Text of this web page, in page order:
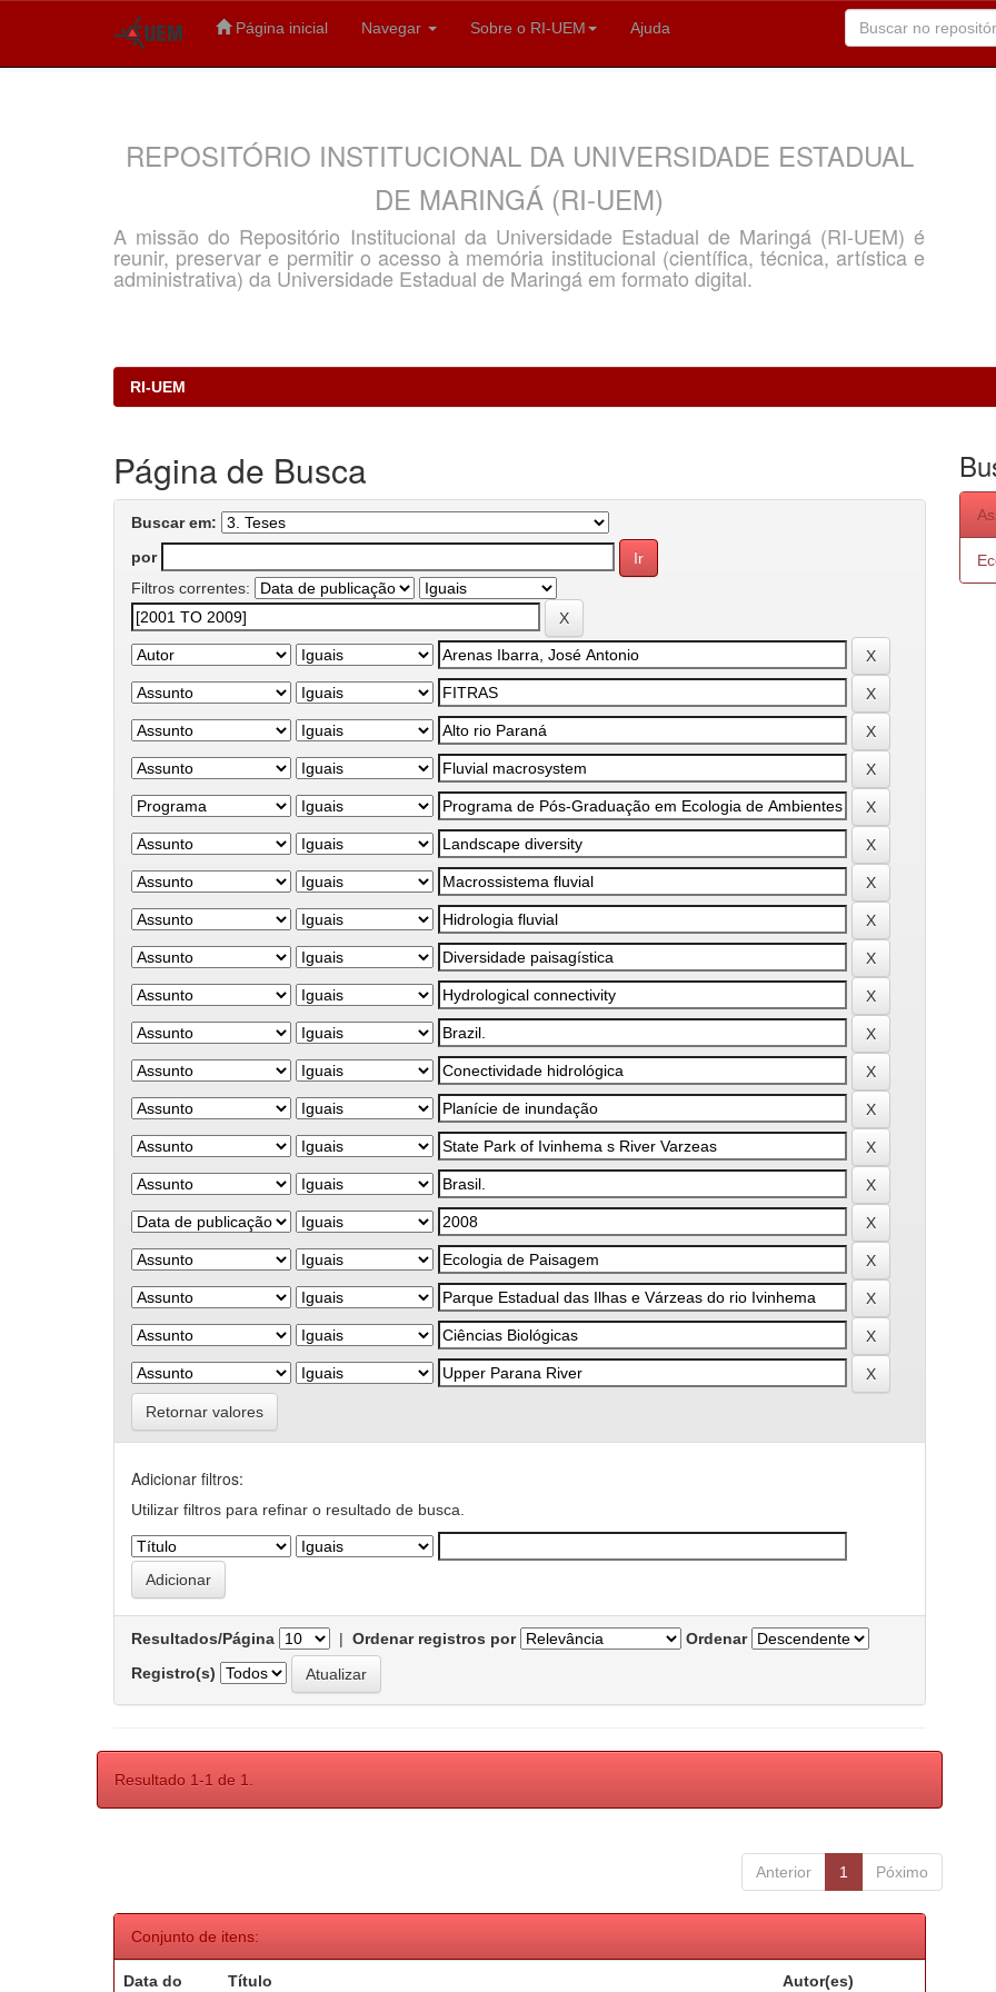
Página inicial Navegar Sobre o RI-UEM Ajuda
REPOSITÓRIO INSTITUCIONAL DA UNIVERSIDADE ESTADUAL
DE MARINGÁ (RI-UEM)
A missão do Repositório Institucional da Universidade Estadual de Maringá (RI-UEM) é
reunir, preservar e permitir o acesso à memória institucional (científica, técnica, artística e
administrativa) da Universidade Estadual de Maringá em formato digital.
RI-UEM
Página de Busca
Buscar em:
por
Filtros correntes:
Retornar valores
Adicionar filtros:
Utilizar filtros para refinar o resultado de busca.
Resultados/Página | Ordenar registros por
Ordenar
Registro(s)
Resultado 1-1 de 1.
Anterior 1 Póximo
Conjunto de itens:
Data do Título Autor(es)